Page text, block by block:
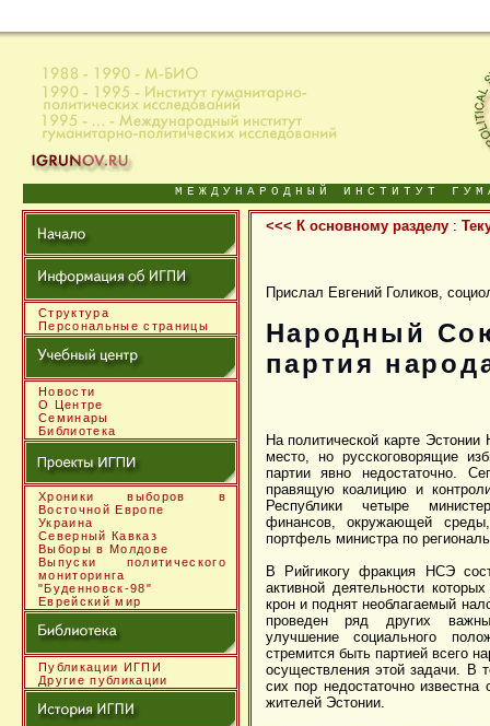
МЕЖДУНАРОДНЫЙ ИНСТИТУТ
Структура
Персональные страницы
Новости
О Центре
Семинары
Библиотека
Хроники выборов в
Восточной Европе
Украина
Северный Кавказ
Выборы в Молдове
Выпуски политического
мониторинга
"Буденновск-98"
Еврейский мир
Публикации ИГПИ
Другие публикации
<<< К основному разделу:
Прислал Евгений Голиков,
Народный
партия
На политической карте
место, но русскоговорящие
партии явно недостаточно.
правящую коалицию и
Республики четыре
финансов, окружающей
портфель министра по
В Рийгикогу фракция НСЭ
активной деятельности
крон и поднят необлагаемый
проведен ряд других
улучшение социального
стремится быть партией всего
осуществления этой задачи. В
сих пор недостаточно
жителей Эстонии.